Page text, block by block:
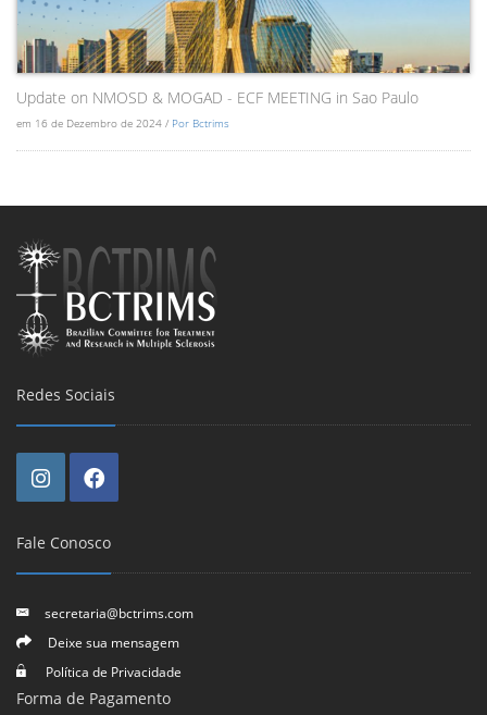
Update on NMOSD & MOGAD - ECF MEETING in Sao Paulo
em 16 de Dezembro de 2024 / Por Bctrims
Redes Sociais
Fale Conosco
secretaria@bctrims.com
Deixe sua mensagem
Política de Privacidade
Forma de Pagamento